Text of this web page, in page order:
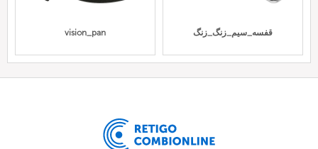
vision_pan قفسه_سیم_زنگ_زنگ